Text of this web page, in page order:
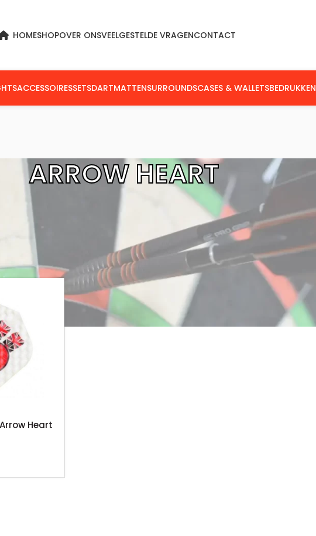
HOMESHOPOVER ONSVEELGESTELDE VRAGENCONTACT
ACCESSOIRESSETSDARTMATTENSURROUNDSCASES & WALLETSBEDRUKKEN
ARROW HEART
“Arrow Heart” Toon 9 24
Heart